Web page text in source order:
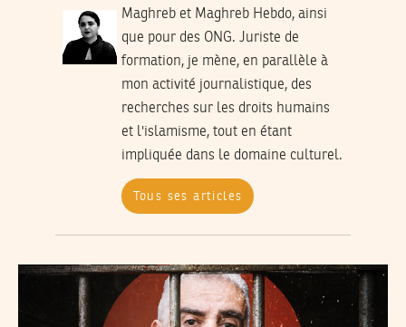
Maghreb et Maghreb Hebdo, ainsi
que pour des ONG. Juriste de
formation, je mène, en parallèle à
mon activité journalistique, des
recherches sur les droits humains
et l'islamisme, tout en étant
impliquée dans le domaine culturel.
Tous ses articles